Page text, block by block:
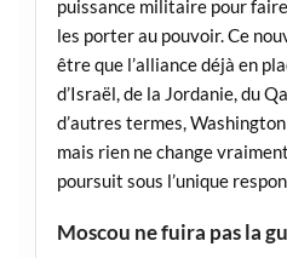
puissance militaire pour
les porter au pouvoir. Ce
être que l’alliance déjà en
d’Israël, de la Jordanie, du
d’autres termes,
mais rien ne change
poursuit sous l’unique
Moscou ne fuira pas la